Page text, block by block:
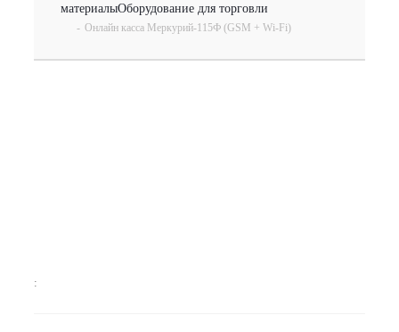
материалыОборудование для торговли
- Онлайн касса Меркурий-115Ф (GSM + Wi-Fi)
: